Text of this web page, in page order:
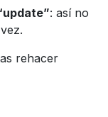
: así no
rehacer